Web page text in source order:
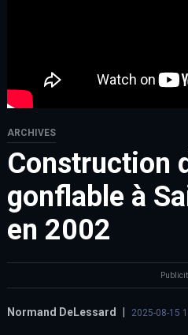
ARCHIVES
Construction
gonflable à
en 2002
Normand DeLessard 2025-08-15